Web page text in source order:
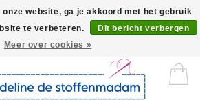
stoffen worden verkocht per 10 cm.
onze website, ga je akkoord met het gebruik
te verbeteren.
Dit bericht verbergen
Meer over cookies »